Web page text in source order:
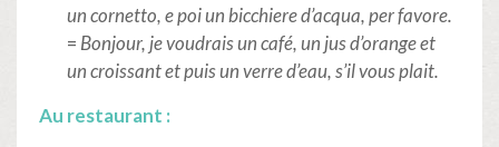
un cornetto, e poi un bicchiere d’acqua, per favore.
= Bonjour, je voudrais un café, un jus d’orange et
un croissant et puis un verre d’eau, s’il vous plait.
Au restaurant :